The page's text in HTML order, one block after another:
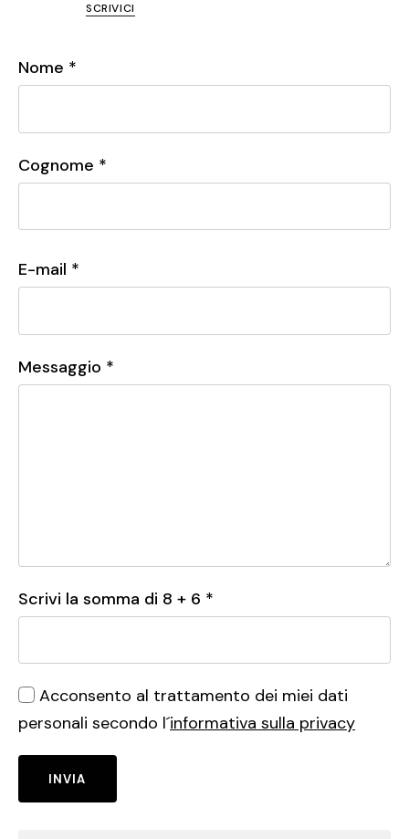
SCRIVICI
Nome *
Cognome *
E-mail *
Messaggio *
Scrivi la somma di 8 + 6 *
Acconsento al trattamento dei miei dati
personali secondo l´informativa sulla privacy
INVIA